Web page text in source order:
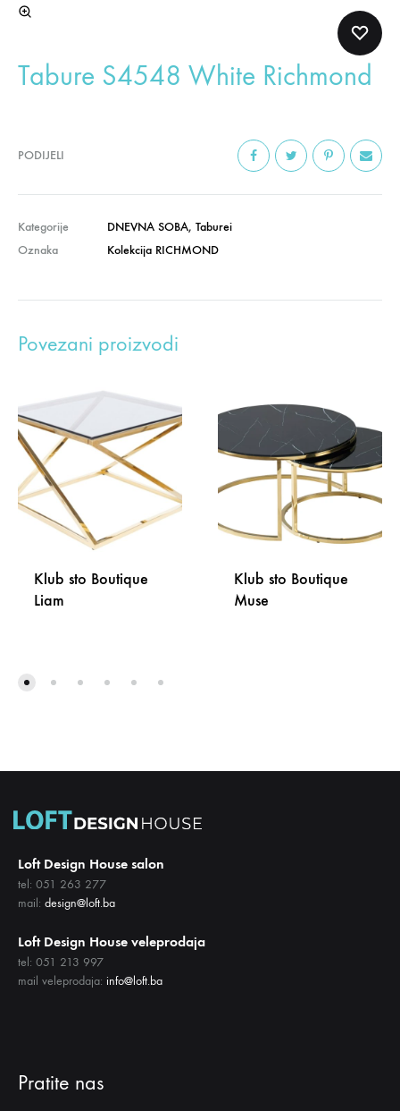
Tabure S4548 White Richmond
PODIJELI
Kategorije DNEVNA SOBA, Taburei
Oznaka
Kolekcija RICHMOND
Povezani proizvodi
Klub sto Boutique
Liam
Klub sto Boutique
Muse
Loft Design House salon
tel: 051 263 277
mail: design@loft.ba
Loft Design House veleprodaja
tel: 051 213 997
mail veleprodaja: info@loft.ba
Pratite nas